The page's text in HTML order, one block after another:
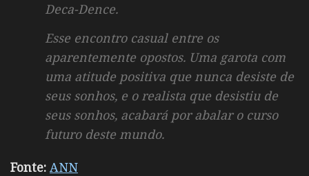
Deca-Dence.
Esse encontro casual entre os
aparentemente opostos. Uma garota com
uma atitude positiva que nunca desiste de
seus sonhos, e o realista que desistiu de
seus sonhos, acabará por abalar o curso
futuro deste mundo.
Fonte: ANN